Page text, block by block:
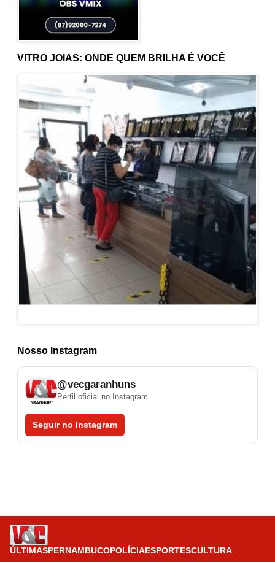
Nosso Instagram
@vecgaranhuns
Perfil oficial no Instagram
Seguir no Instagram
VITRO JOIAS: ONDE QUEM BRILHA É VOCÊ
ÚLTIMASPERNAMBUCOPOLÍCIAESPORTESCULTURA